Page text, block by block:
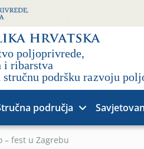
područja
– fest u Zagrebu